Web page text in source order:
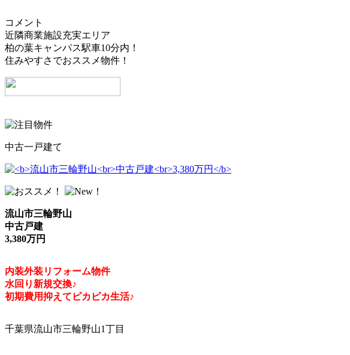
コメント
近隣商業施設充実エリア
柏の葉キャンパス駅車10分内！
住みやすさでおススメ物件！
中古一戸建て
流山市三輪野山
中古戸建
3,380万円
内装外装リフォーム物件
水回り新規交換♪
初期費用抑えてピカピカ生活♪
千葉県流山市三輪野山1丁目